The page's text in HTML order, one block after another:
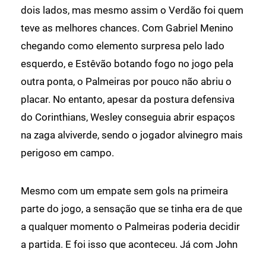
dois lados, mas mesmo assim o Verdão foi quem
teve as melhores chances. Com Gabriel Menino
chegando como elemento surpresa pelo lado
esquerdo, e Estêvão botando fogo no jogo pela
outra ponta, o Palmeiras por pouco não abriu o
placar. No entanto, apesar da postura defensiva
do Corinthians, Wesley conseguia abrir espaços
na zaga alviverde, sendo o jogador alvinegro mais
perigoso em campo.
Mesmo com um empate sem gols na primeira
parte do jogo, a sensação que se tinha era de que
a qualquer momento o Palmeiras poderia decidir
a partida. E foi isso que aconteceu. Já com John